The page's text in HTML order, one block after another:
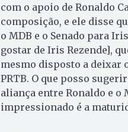
com o apoio de Ronaldo
composição, e ele disse
o MDB e o Senado para
gostar de Iris Rezende],
mesmo disposto a deixar
PRTB. O que posso
aliança entre Ronaldo e o
impressionado é a